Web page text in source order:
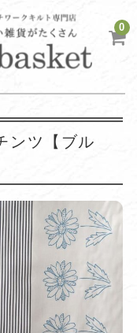
0
ンツ【ブル